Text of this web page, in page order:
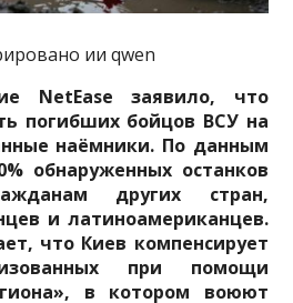
ии qwen
NetEase заявило, что
погибших бойцов ВСУ на
наёмники. По данным
обнаруженных останков
других стран,
и латиноамериканцев.
что Киев компенсирует
при помощи
в котором воюют